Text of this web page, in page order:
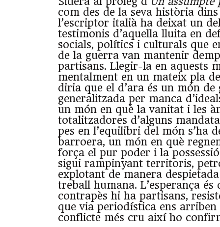
com des de la seva història
l’escriptor italià ha deixat un
testimonis d’aquella lluita en
socials, polítics i culturals que
de la guerra van mantenir
partisans. Llegir-la en aquests
mentalment en un mateix pla
diria que el d’ara és un món
generalitzada per manca
un món en què la vanitat i les
totalitzadores d’alguns
pes en l’equilibri del món s’ha
barroera, un món en què
força el pur poder i la
sigui rampinyant territoris,
explotant de manera
treball humana. L’esperança és
contrapès hi ha partisans,
que via periodística ens arriben
conflicte més cru així ho